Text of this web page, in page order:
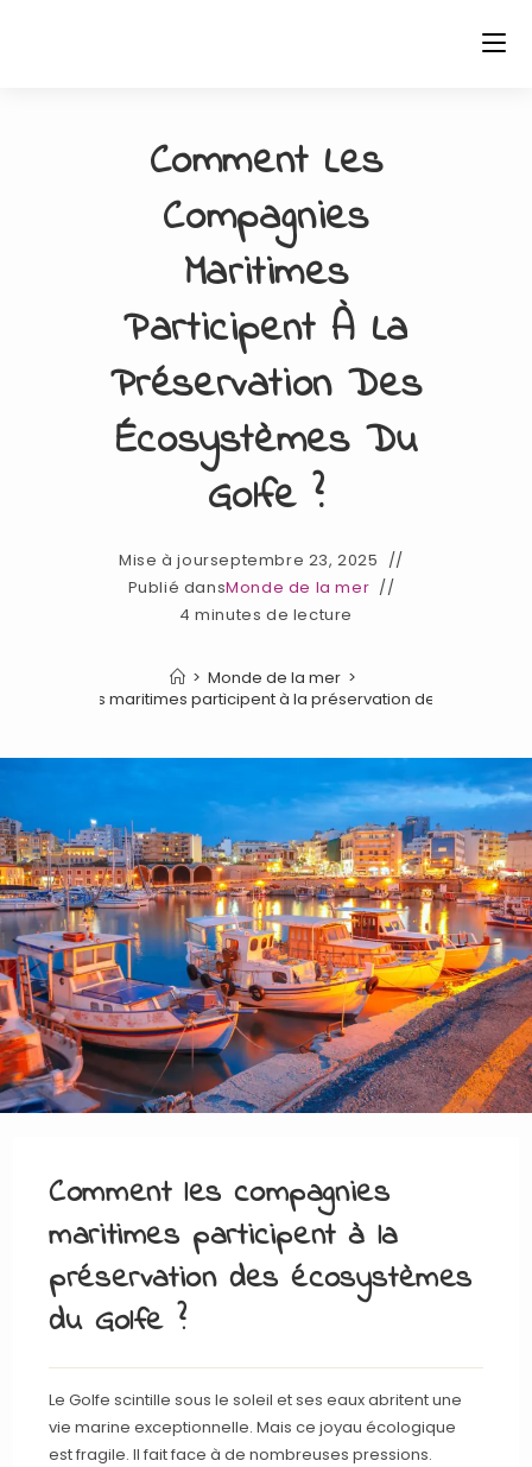
Comment Les
Compagnies
Maritimes
Participent À La
Préservation Des
Écosystèmes Du
Golfe ?
Mise à jourseptembre 23, 2025
Publié dansMonde de la mer
4 minutes de lecture
> Monde de la mer >
compagnies maritimes participent à la préservation des
Comment les compagnies
maritimes participent à la
préservation des écosystèmes
du Golfe ?
Le Golfe scintille sous le soleil et ses eaux abritent une
vie marine exceptionnelle. Mais ce joyau écologique
est fragile. Il fait face à de nombreuses pressions.